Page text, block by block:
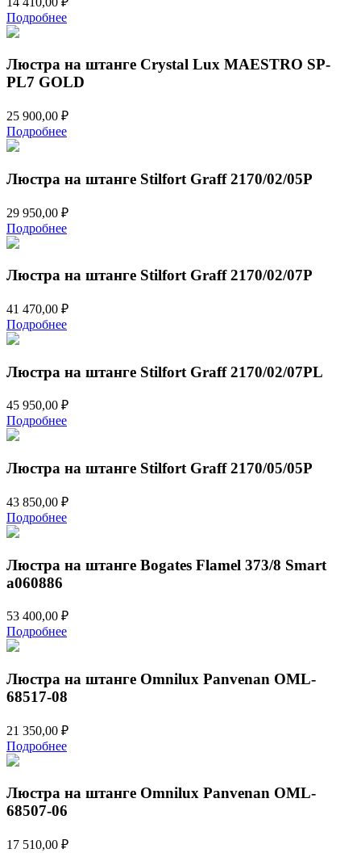
Подробнее
Люстра на штанге Crystal Lux MAESTRO SP-
PL7 GOLD
25 900,00 ₽
Подробнее
Люстра на штанге Stilfort Graff 2170/02/05P
29 950,00 ₽
Подробнее
Люстра на штанге Stilfort Graff 2170/02/07P
41 470,00 ₽
Подробнее
Люстра на штанге Stilfort Graff 2170/02/07PL
45 950,00 ₽
Подробнее
Люстра на штанге Stilfort Graff 2170/05/05P
43 850,00 ₽
Подробнее
Люстра на штанге Bogates Flamel 373/8 Smart
a060886
53 400,00 ₽
Подробнее
Люстра на штанге Omnilux Panvenan OML-
68517-08
21 350,00 ₽
Подробнее
Люстра на штанге Omnilux Panvenan OML-
68507-06
17 510,00 ₽